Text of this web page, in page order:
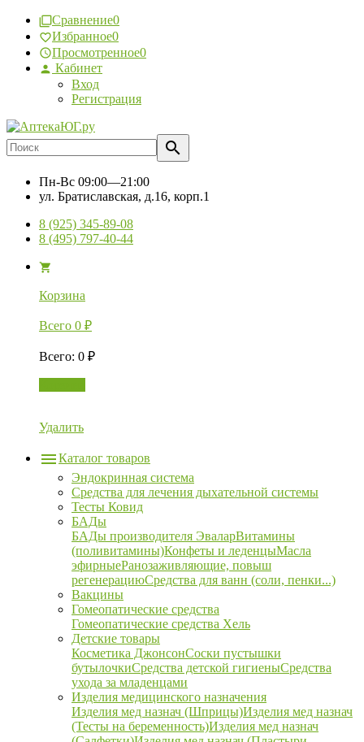
Сравнение0
Избранное0
Просмотренное0
Кабинет
Вход
Регистрация
Пн-Вс 09:00—21:00
ул. Братиславская, д.16, корп.1
8 (925) 345-89-08
8 (495) 797-40-44
Корзина
Всего 0 ₽
Всего: 0 ₽
Удалить
Каталог товаров
Эндокринная система
Средства для лечения дыхательной системы
Тесты Ковид
БАДы
БАДы производителя ЭваларВитамины
(поливитамины)Конфеты и леденцыМасла
эфирныеРанозаживляющие, повыш
регенерациюСредства для ванн (соли, пенки...)
Вакцины
Гомеопатические средства
Гомеопатические средства Хель
Детские товары
Косметика ДжонсонСоски пустышки
бутылочкиСредства детской гигиеныСредства
ухода за младенцами
Изделия медицинского назначения
Изделия мед назнач (Шприцы)Изделия мед назнач
(Тесты на беременность)Изделия мед назнач